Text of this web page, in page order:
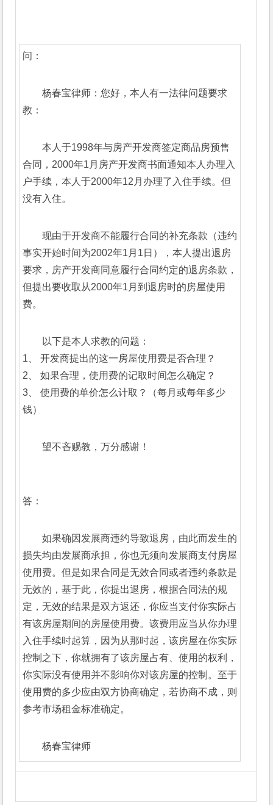
问：
杨春宝律师：您好，本人有一法律问题要求
教：
本人于1998年与房产开发商签定商品房预售
合同，2000年1月房产开发商书面通知本人办理入
户手续，本人于2000年12月办理了入住手续。但
没有入住。
现由于开发商不能履行合同的补充条款（违约
事实开始时间为2002年1月1日），本人提出退房
要求，房产开发商同意履行合同约定的退房条款，
但提出要收取从2000年1月到退房时的房屋使用
费。
以下是本人求教的问题：
1、 开发商提出的这一房屋使用费是否合理？
2、 如果合理，使用费的记取时间怎么确定？
3、 使用费的单价怎么计取？（每月或每年多少
钱）
望不吝赐教，万分感谢！
答：
如果确因发展商违约导致退房，由此而发生的
损失均由发展商承担，你也无须向发展商支付房屋
使用费。但是如果合同是无效合同或者违约条款是
无效的，基于此，你提出退房，根据合同法的规
定，无效的结果是双方返还，你应当支付你实际占
有该房屋期间的房屋使用费。该费用应当从你办理
入住手续时起算，因为从那时起，该房屋在你实际
控制之下，你就拥有了该房屋占有、使用的权利，
你实际没有使用并不影响你对该房屋的控制。至于
使用费的多少应由双方协商确定，若协商不成，则
参考市场租金标准确定。
杨春宝律师